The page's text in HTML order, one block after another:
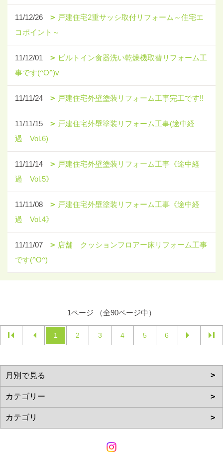
11/12/26
戸建住宅2重サッシ取付リフォーム～住宅エ
コポイント～
11/12/01
ビルトイン食器洗い乾燥機取替リフォーム工
事です(^O^)v
11/11/24 戸建住宅外壁塗装リフォーム工事完工です!!
11/11/15
戸建住宅外壁塗装リフォーム工事(途中経
過 Vol.6)
11/11/14
戸建住宅外壁塗装リフォーム工事《途中経
過 Vol.5》
11/11/08
戸建住宅外壁塗装リフォーム工事《途中経
過 Vol.4》
11/11/07
店舗 クッションフロアー床リフォーム工事
です(^O^)
1ページ （全90ページ中）
1 2 3 4 5 6